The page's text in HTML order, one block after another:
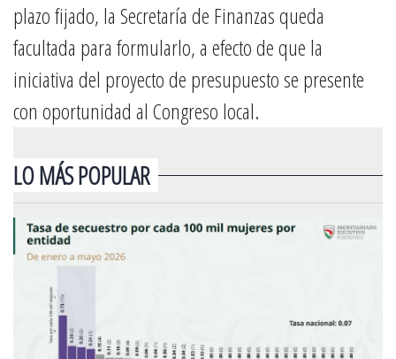
plazo fijado, la Secretaría de Finanzas queda
facultada para formularlo, a efecto de que la
iniciativa del proyecto de presupuesto se presente
con oportunidad al Congreso local.
LO MÁS POPULAR